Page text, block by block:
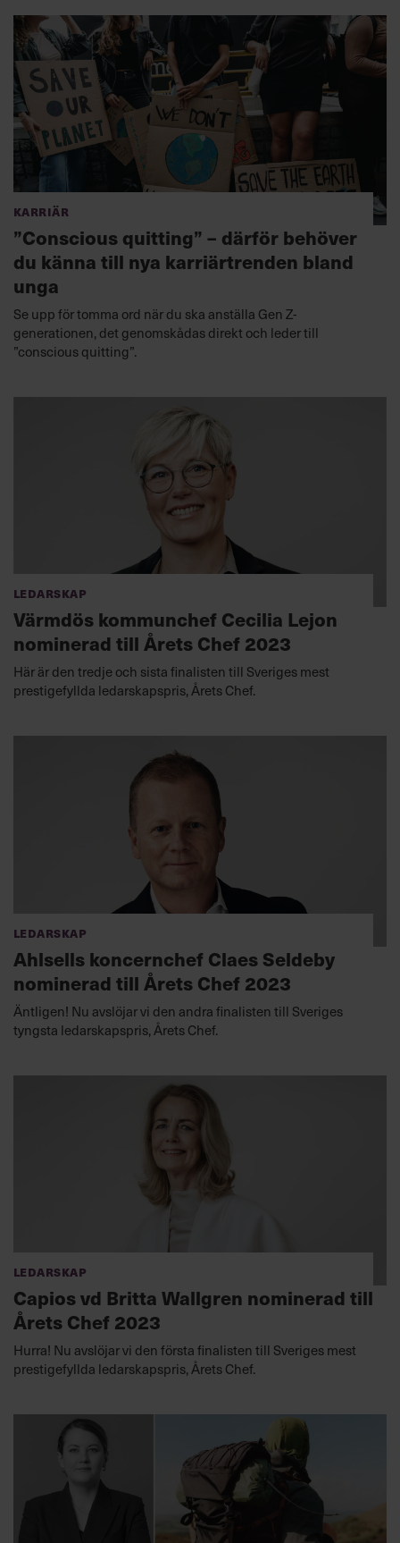
Karriär
”Conscious quitting” – därför behöver
du känna till nya karriärtrenden bland
unga
Se upp för tomma ord när du ska anställa Gen Z-
generationen, det genomskådas direkt och leder till
”conscious quitting”.
Ledarskap
Värmdös kommunchef Cecilia Lejon
nominerad till Årets Chef 2023
Här är den tredje och sista finalisten till Sveriges mest
prestigefyllda ledarskapspris, Årets Chef.
Ledarskap
Ahlsells koncernchef Claes Seldeby
nominerad till Årets Chef 2023
Äntligen! Nu avslöjar vi den andra finalisten till Sveriges
tyngsta ledarskapspris, Årets Chef.
Ledarskap
Capios vd Britta Wallgren nominerad till
Årets Chef 2023
Hurra! Nu avslöjar vi den första finalisten till Sveriges mest
prestigefyllda ledarskapspris, Årets Chef.